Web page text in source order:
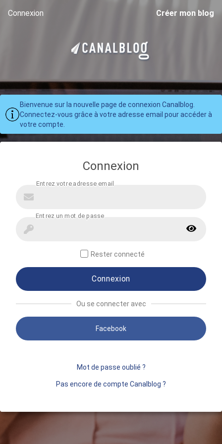
Connexion Créer mon blog
Bienvenue sur la nouvelle page de connexion Canalblog.
Connectez-vous grâce à votre adresse email pour accéder à
votre compte.
Connexion
Rester connecté
Connexion
Ou se connecter avec
Facebook
Mot de passe oublié ?
Pas encore de compte Canalblog ?